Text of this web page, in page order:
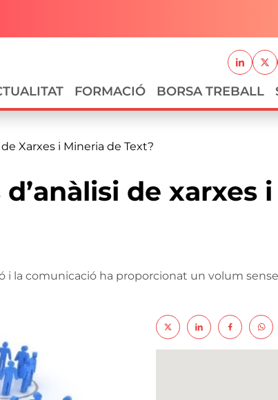
Xarxes
Linkedin
principal
FORMACIÓ BORSA TREBALL
Xarxes i Mineria de Text?
de xarxes
i la comunicació ha proporcionat un volum